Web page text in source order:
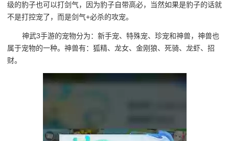
级的豹子也可以打剑气，因为豹子自带高必，当然如果是豹子的话就
不是打控宠了，而是剑气+必杀的攻宠。
神武3手游的宠物分为：新手宠、特殊宠、珍宠和神兽，神兽也
属于宠物的一种。神兽有：狐精、龙女、金刚狼、死骑、龙虾、招
财。